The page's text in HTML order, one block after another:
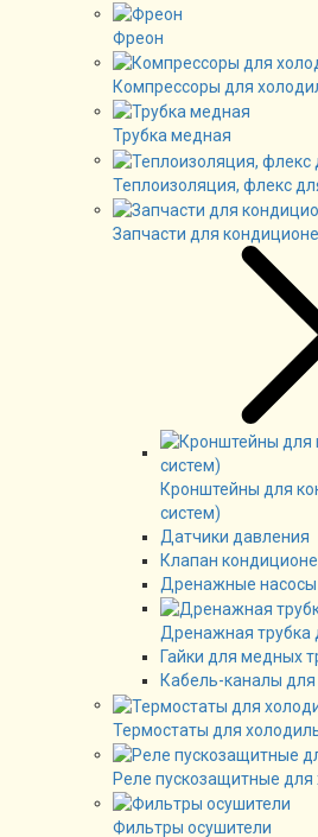
Фреон
Компрессоры для
Трубка медная
Теплоизоляция, флекс
Запчасти для
Кронштейны для
систем)
Датчики давления
Клапан
Дренажные
Дренажная трубка
Гайки для медных
Кабель-каналы для
Термостаты для
Реле пускозащитные для
Фильтры осушители